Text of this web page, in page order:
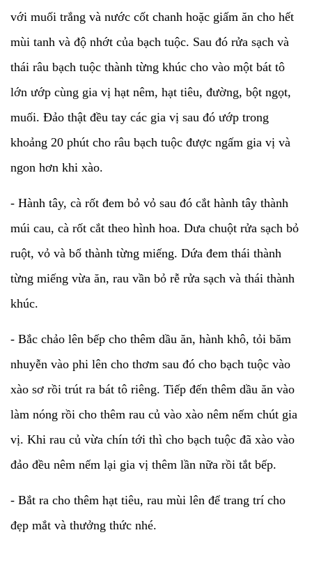
với muối trắng và nước cốt chanh hoặc giấm ăn cho hết
mùi tanh và độ nhớt của bạch tuộc. Sau đó rửa sạch và
thái râu bạch tuộc thành từng khúc cho vào một bát tô
lớn ướp cùng gia vị hạt nêm, hạt tiêu, đường, bột ngọt,
muối. Đảo thật đều tay các gia vị sau đó ướp trong
khoảng 20 phút cho râu bạch tuộc được ngấm gia vị và
ngon hơn khi xào.
- Hành tây, cà rốt đem bỏ vỏ sau đó cắt hành tây thành
múi cau, cà rốt cắt theo hình hoa. Dưa chuột rửa sạch bỏ
ruột, vỏ và bổ thành từng miếng. Dứa đem thái thành
từng miếng vừa ăn, rau vần bỏ rễ rửa sạch và thái thành
khúc.
- Bắc chảo lên bếp cho thêm dầu ăn, hành khô, tỏi băm
nhuyễn vào phi lên cho thơm sau đó cho bạch tuộc vào
xào sơ rồi trút ra bát tô riêng. Tiếp đến thêm dầu ăn vào
làm nóng rồi cho thêm rau củ vào xào nêm nếm chút gia
vị. Khi rau củ vừa chín tới thì cho bạch tuộc đã xào vào
đảo đều nêm nếm lại gia vị thêm lần nữa rồi tắt bếp.
- Bắt ra cho thêm hạt tiêu, rau mùi lên để trang trí cho
đẹp mắt và thưởng thức nhé.